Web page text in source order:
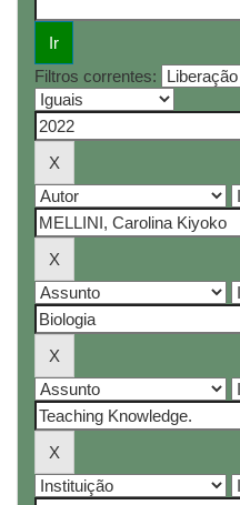
Filtros correntes: